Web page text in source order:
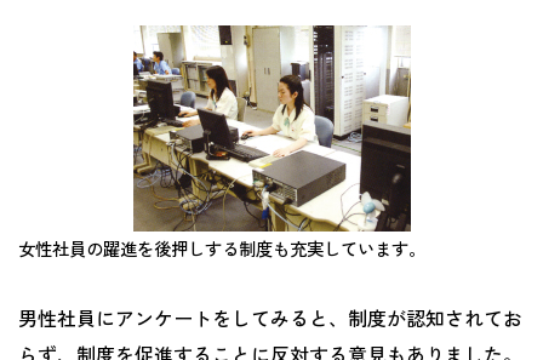
女性社員の躍進を後押しする制度も充実しています。
男性社員にアンケートをしてみると、制度が認知されてお
らず、制度を促進することに反対する意見もありました。